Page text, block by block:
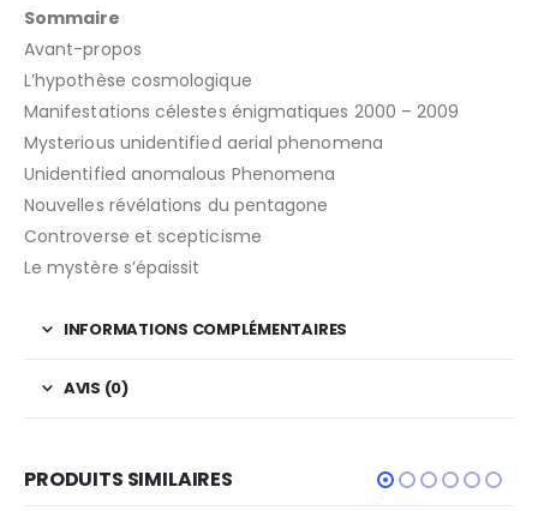
Sommaire
Avant-propos
L’hypothèse cosmologique
Manifestations célestes énigmatiques 2000 – 2009
Mysterious unidentified aerial phenomena
Unidentified anomalous Phenomena
Nouvelles révélations du pentagone
Controverse et scepticisme
Le mystère s’épaissit
INFORMATIONS COMPLÉMENTAIRES
AVIS (0)
PRODUITS SIMILAIRES